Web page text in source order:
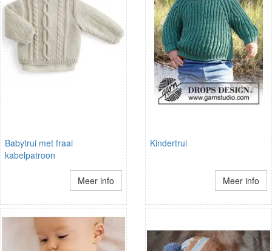
Babytrui met fraai
kabelpatroon
Meer info
Kindertrui
Meer info